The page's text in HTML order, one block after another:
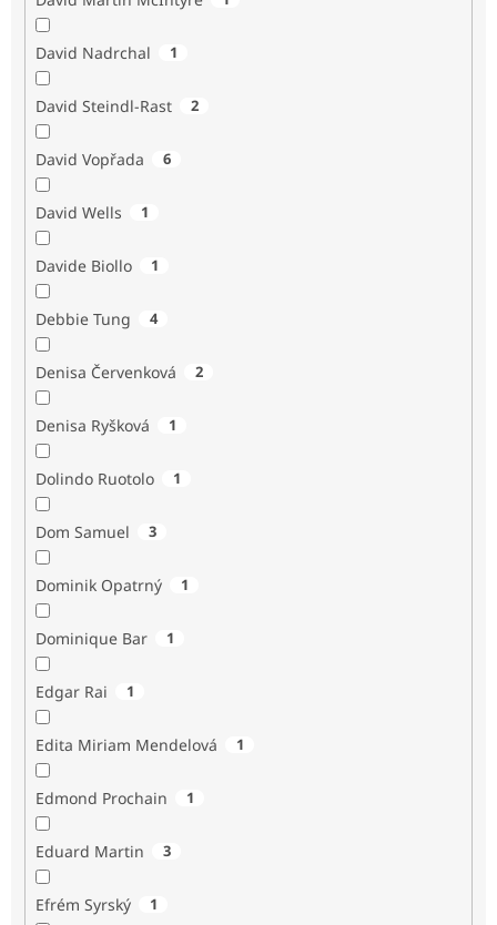
David Nadrchal 1
David Steindl-Rast 2
David Vopřada 6
David Wells 1
Davide Biollo 1
Debbie Tung 4
Denisa Červenková 2
Denisa Ryšková 1
Dolindo Ruotolo 1
Dom Samuel 3
Dominik Opatrný 1
Dominique Bar 1
Edgar Rai 1
Edita Miriam Mendelová 1
Edmond Prochain 1
Eduard Martin 3
Efrém Syrský 1